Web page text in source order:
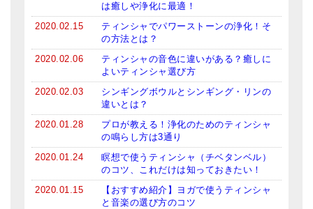
メールお便り登録
LINEお友だち登録
特商法の表記
は癒しや浄化に最適！
2020.02.15
ティンシャでパワーストーンの浄化！そ
の方法とは？
2020.02.06
ティンシャの音色に違いがある？癒しに
よいティンシャ選び方
2020.02.03
シンギングボウルとシンギング・リンの
違いとは？
2020.01.28
プロが教える！浄化のためのティンシャ
の鳴らし方は3通り
2020.01.24
瞑想で使うティンシャ（チベタンベル）
のコツ、これだけは知っておきたい！
2020.01.15
【おすすめ紹介】ヨガで使うティンシャ
と音楽の選び方のコツ